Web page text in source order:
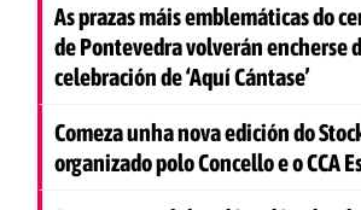
As prazas máis emblemáticas do
de Pontevedra volverán encherse
celebración de ‘Aquí Cántase’
Comeza unha nova edición do
organizado polo Concello e o CCA